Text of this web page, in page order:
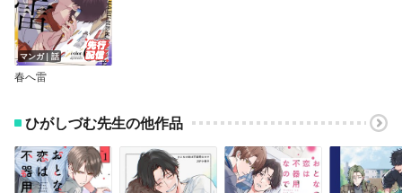
マンガ｜話
春へ雷
ひがしづむ先生の他作品